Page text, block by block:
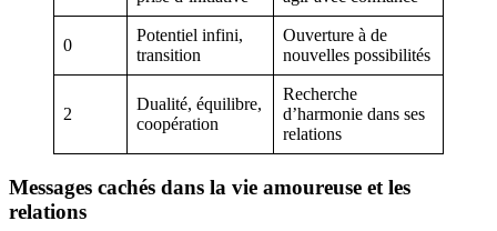
0
Potentiel infini,
transition
Ouverture à de
nouvelles possibilités
2
Dualité, équilibre,
coopération
Recherche
d’harmonie dans ses
relations
Messages cachés dans la vie amoureuse et les
relations